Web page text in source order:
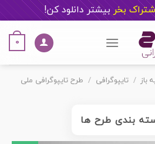
بیشتر دانلود کن!
0
باز / تایپوگرافی / طرح تایپوگرافی ملی
بندی طرح ها